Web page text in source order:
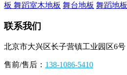
板 舞蹈室木地板 舞台地板 舞蹈地板
联系我们
北京市大兴区长子营镇工业园区6号
售前/售后： 138-1086-5410